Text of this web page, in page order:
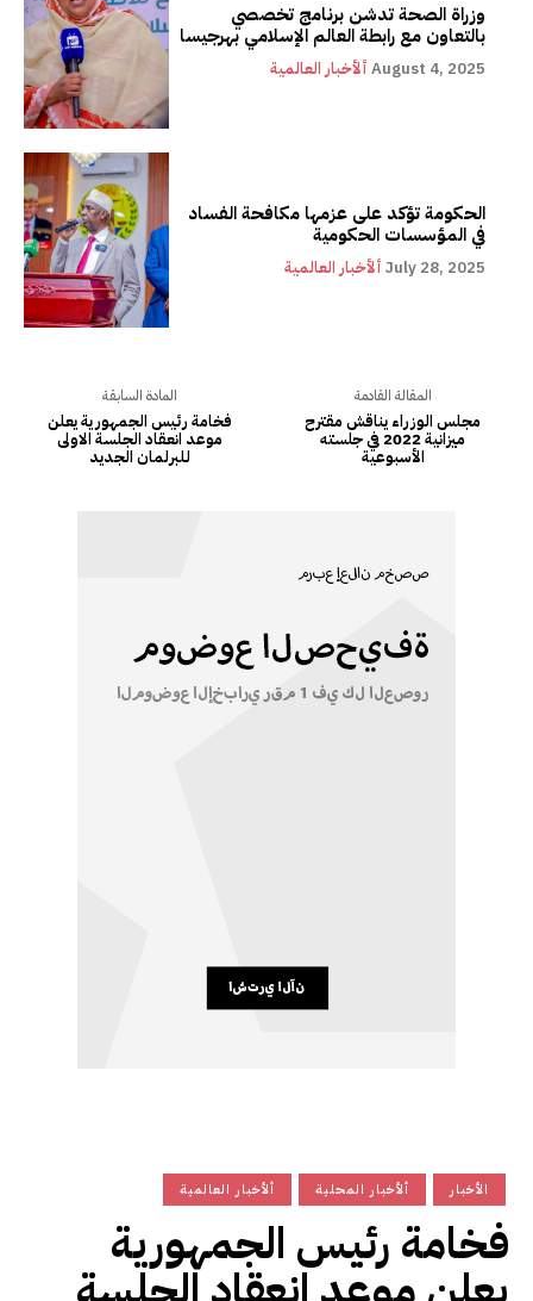
وزراة الصحة تدشن برنامج تخصصي
بالتعاون مع رابطة العالم الإسلامي بهرجيسا
ألأخبار العالمية August 4, 2025
الحكومة تؤكد على عزمها مكافحة الفساد
في المؤسسات الحكومية
ألأخبار العالمية July 28, 2025
المادة السابقة
فخامة رئيس الجمهورية يعلن
موعد انعقاد الجلسة الاولى
للبرلمان الجديد
المقالة القادمة
مجلس الوزراء يناقش مقترح
ميزانية 2022 في جلسته
الأسبوعية